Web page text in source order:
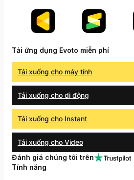
Tải ứng dụng Evoto miễn phí
Tải xuống cho máy tính
Tải xuống cho di động
Tải xuống cho Instant
Tải xuống cho Video
Đánh giá chúng tôi trên
Tính năng